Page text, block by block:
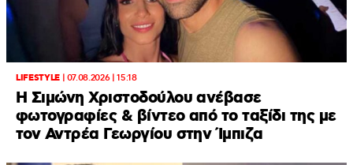
LIFESTYLE| 07.08.2026 | 15:18
Η Σιμώνη Χριστοδούλου ανέβασε
φωτογραφίες & βίντεο από το ταξίδι της με
τον Αντρέα Γεωργίου στην Ίμπιζα